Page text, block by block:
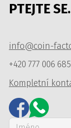
PTEJTE
info@coin-
+420 777 006 685
Kompletní